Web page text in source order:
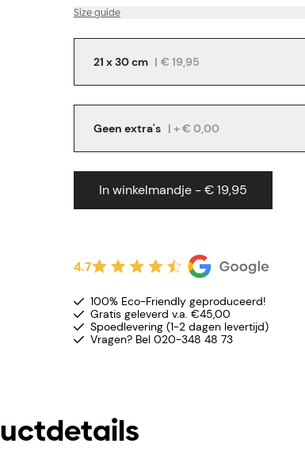
Size guide
21 x 30 cm | € 19,95
Geen extra's | + € 0,00
In winkelmandje - € 19,95
4.7
100% Eco-Friendly geproduceerd!
Gratis geleverd v.a. €45,00
Spoedlevering (1-2 dagen levertijd)
Vragen? Bel 020-348 48 73